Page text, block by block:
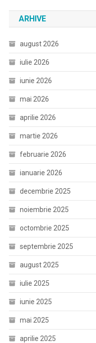
ARHIVE
august 2026
iulie 2026
iunie 2026
mai 2026
aprilie 2026
martie 2026
februarie 2026
ianuarie 2026
decembrie 2025
noiembrie 2025
octombrie 2025
septembrie 2025
august 2025
iulie 2025
iunie 2025
mai 2025
aprilie 2025